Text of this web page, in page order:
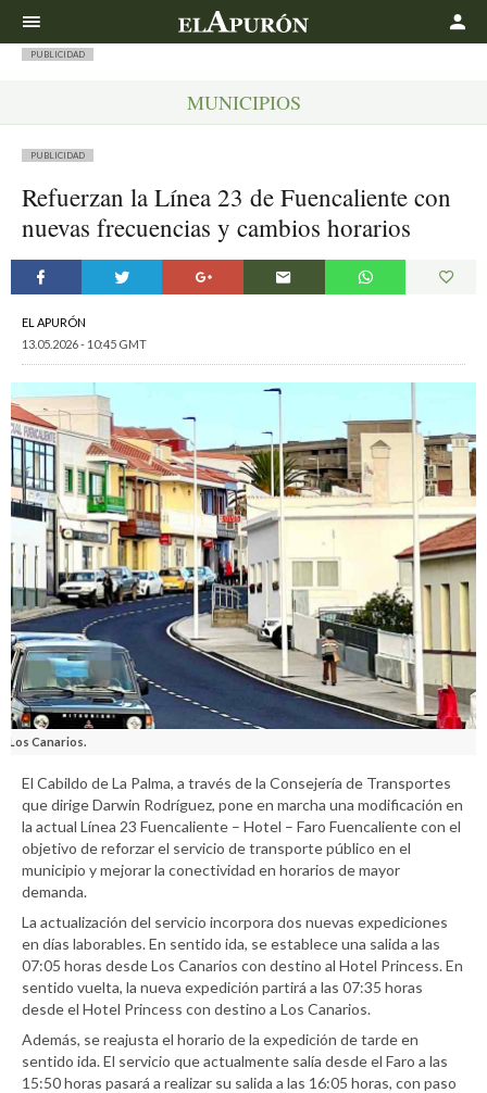
PUBLICIDAD
MUNICIPIOS
PUBLICIDAD
Refuerzan la Línea 23 de Fuencaliente con
nuevas frecuencias y cambios horarios
EL APURÓN
13.05.2026 - 10:45 GMT
Los Canarios.
El Cabildo de La Palma, a través de la Consejería de Transportes
que dirige Darwin Rodríguez, pone en marcha una modificación en
la actual Línea 23 Fuencaliente – Hotel – Faro Fuencaliente con el
objetivo de reforzar el servicio de transporte público en el
municipio y mejorar la conectividad en horarios de mayor
demanda.
La actualización del servicio incorpora dos nuevas expediciones
en días laborables. En sentido ida, se establece una salida a las
07:05 horas desde Los Canarios con destino al Hotel Princess. En
sentido vuelta, la nueva expedición partirá a las 07:35 horas
desde el Hotel Princess con destino a Los Canarios.
Además, se reajusta el horario de la expedición de tarde en
sentido ida. El servicio que actualmente salía desde el Faro a las
15:50 horas pasará a realizar su salida a las 16:05 horas, con paso